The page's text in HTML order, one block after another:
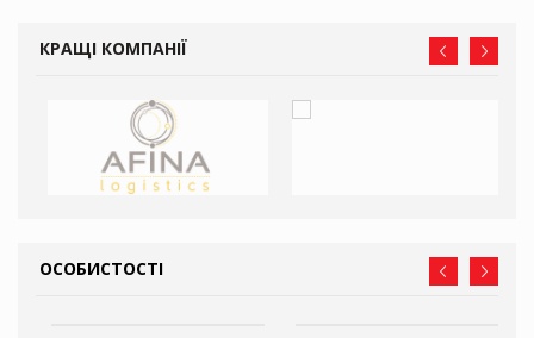
КРАЩІ КОМПАНІЇ
ОСОБИСТОСТІ